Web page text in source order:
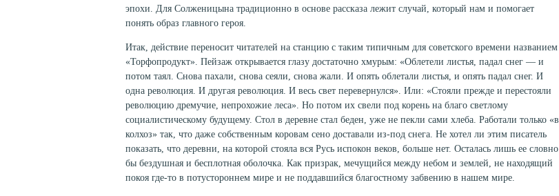
эпохи. Для Солженицына традиционно в основе рассказа лежит случай, который нам и помогает
понять образ главного героя.
Итак, действие переносит читателей на станцию с таким типичным для советского времени названием
«Торфопродукт». Пейзаж открывается глазу достаточно хмурым: «Облетели листья, падал снег — и
потом таял. Снова пахали, снова сеяли, снова жали. И опять облетали листья, и опять падал снег. И
одна революция. И другая революция. И весь свет перевернулся». Или: «Стояли прежде и перестояли
революцию дремучие, непрохожие леса». Но потом их свели под корень на благо светлому
социалистическому будущему. Стол в деревне стал беден, уже не пекли сами хлеба. Работали только «в
колхоз» так, что даже собственным коровам сено доставали из-под снега. Не хотел ли этим писатель
показать, что деревни, на которой стояла вся Русь испокон веков, больше нет. Осталась лишь ее словно
бы бездушная и бесплотная оболочка. Как призрак, мечущийся между небом и землей, не находящий
покоя где-то в потустороннем мире и не поддавшийся благостному забвению в нашем мире.